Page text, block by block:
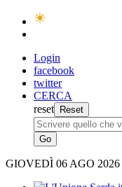
Login
facebook
twitter
CERCA
reset
GIOVEDÌ 06 AGO 2026